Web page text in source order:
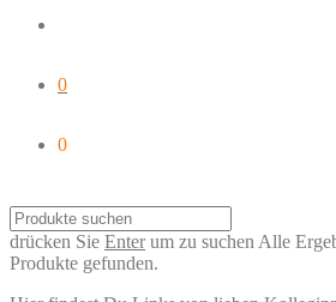
0
0
drücken Sie Enterum zu suchen Alle
Produkte gefunden.